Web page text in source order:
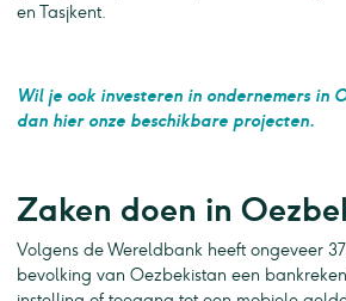
en Tasjkent.
Wil je ook investeren in ondernemers in
dan hier onze beschikbare projecten.
Zaken doen in
Volgens de Wereldbank heeft ongeveer
bevolking van Oezbekistan een